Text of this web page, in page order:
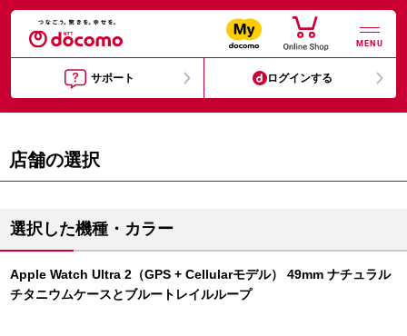
MENU
サポート ログインする
店舗の選択
選択した機種・カラー
Apple Watch Ultra 2（GPS + Cellularモデル） 49mm ナチュラル
チタニウムケースとブルートレイルループ